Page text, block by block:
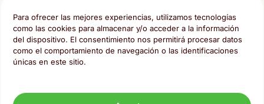
Para ofrecer las mejores experiencias, utilizamos tecnologías
como las cookies para almacenar y/o acceder a la información
del dispositivo. El consentimiento nos permitirá procesar datos
como el comportamiento de navegación o las identificaciones
únicas en este sitio.